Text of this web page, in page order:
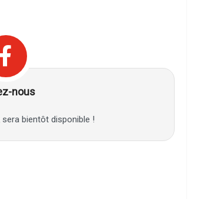
nous
bientôt disponible !